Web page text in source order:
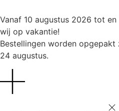
Vanaf 10 augustus 2026 tot
wij op vakantie!
Bestellingen worden
24 augustus.​